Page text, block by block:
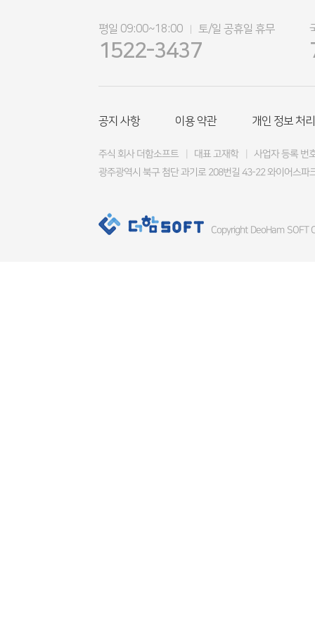
평일 09:00~18:00 토/일 공휴일 휴무
1522-3437
공지 사항 이용 약관 개인 정보 처
주식 회사 더함소프트 대표 고재학 사업자 등록 번
광주광역시 북구 첨단 과기로 208번길 43-22 와이어스파
Copyright DeoHam SOFT